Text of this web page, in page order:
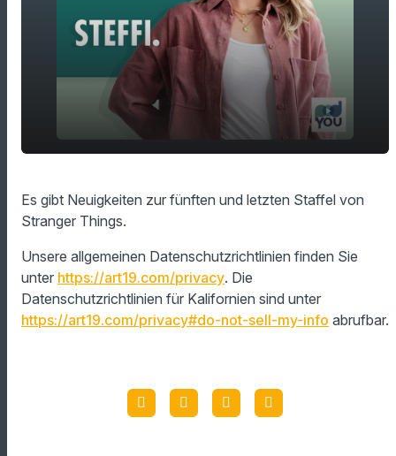
play_arrow
00:00
Es gibt Neuigkeiten zur fünften und letzten Staffel von
Stranger Things.
Unsere allgemeinen Datenschutzrichtlinien finden Sie
unter https://art19.com/privacy. Die
Datenschutzrichtlinien für Kalifornien sind unter
https://art19.com/privacy#do-not-sell-my-info abrufbar.